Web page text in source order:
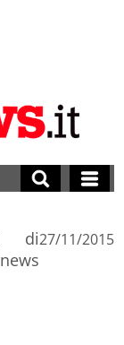
di
news
27/11/2015